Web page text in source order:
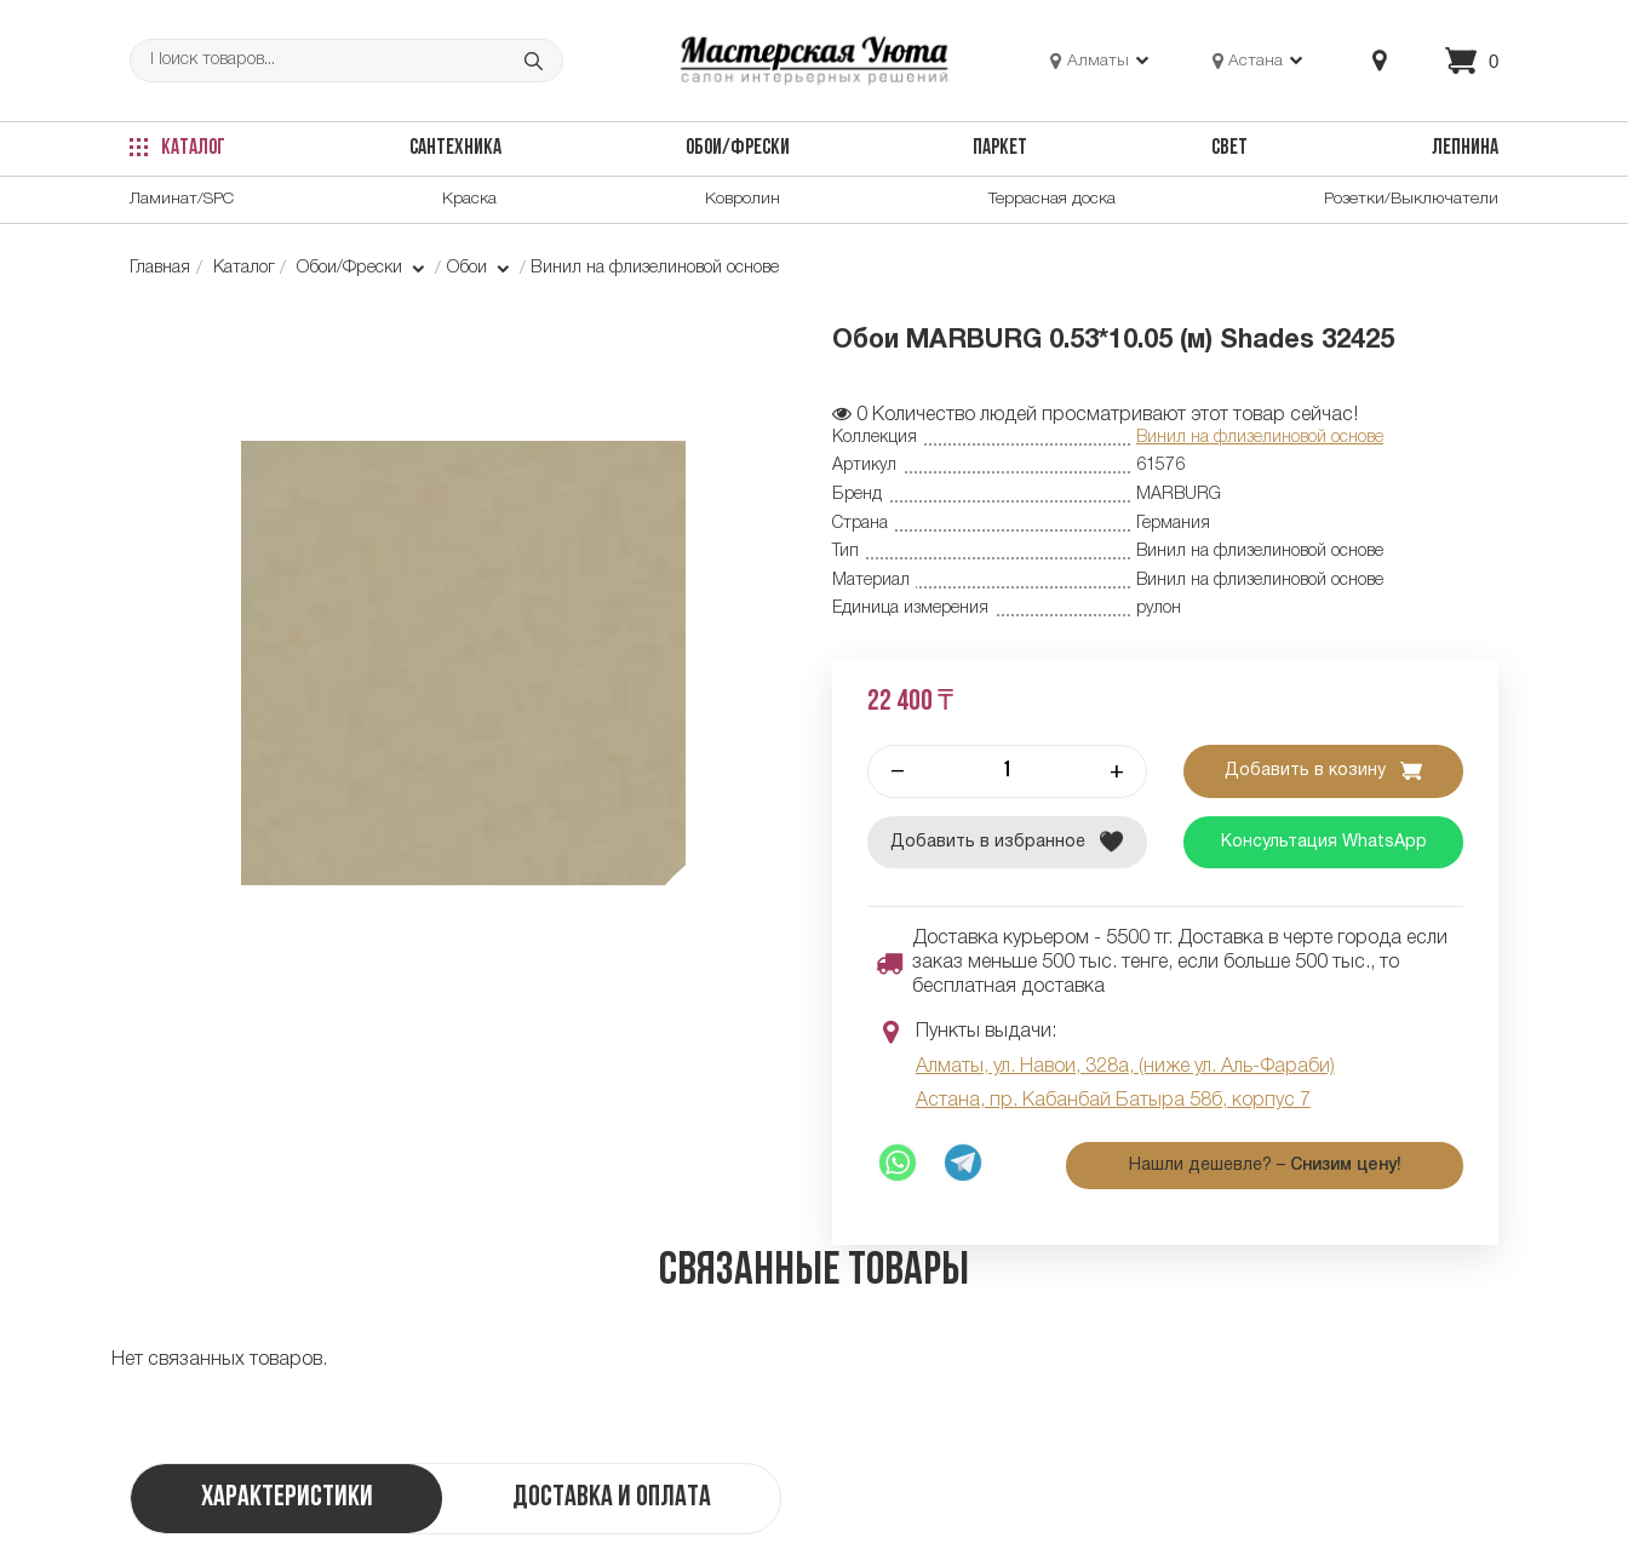
Алматы Астана 0
КАТАЛОГ САНТЕХНИКА ОБОИ/ФРЕСКИ ПАРКЕТ СВЕТ ЛЕПНИНА
Ламинат/SPC Краска Ковролин Террасная доска Розетки/Выключатели
Главная Каталог Обои/Фрески Обои Винил на флизелиновой основе
Обои MARBURG 0.53*10.05 (м) Shades 32425
0 Количество людей просматривают этот товар сейчас!
Коллекция
Винил на флизелиновой основе
Артикул
61576
Бренд
MARBURG
Страна
Германия
Тип
Винил на флизелиновой основе
Материал
Винил на флизелиновой основе
Единица измерения
рулон
22 400 ₸
– + Добавить в козину
Добавить в избранное Консультация WhatsApp
Доставка курьером - 5500 тг. Доставка в черте города если
заказ меньше 500 тыс. тенге, если больше 500 тыс., то
бесплатная доставка
Пункты выдачи:
Алматы, ул. Навои, 328а, (ниже ул. Аль-Фараби)
Астана, пр. Кабанбай Батыра 58б, корпус 7
Нашли дешевле? – Снизим цену!
Связанные товары
Нет связанных товаров.
Характеристики Доставка и оплата